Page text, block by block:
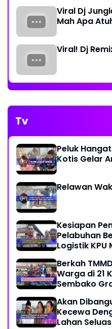
Viral Dj
Mah Apa
Viral! Dj
Tv
Peluk
Kotis Gelar
Relawan
Kesiapan
Pelabuhan
Logistik KPU
Berkah
Warga di 21
Sembako
Akan Dibangun
Kecewa
Lahan